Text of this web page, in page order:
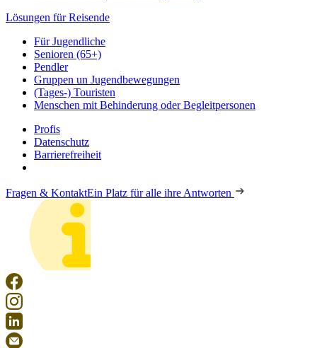
Lösungen für Reisende
Für Jugendliche
Senioren (65+)
Pendler
Gruppen un Jugendbewegungen
(Tages-) Touristen
Menschen mit Behinderung oder Begleitpersonen
Profis
Datenschutz
Barrierefreiheit
Fragen & KontaktEin Platz für alle ihre Antworten